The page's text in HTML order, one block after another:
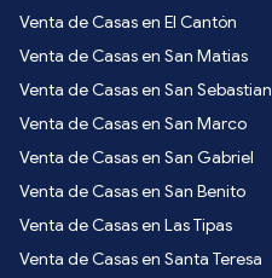
Venta de Casas en El Cantón
Venta de Casas en San Matias
Venta de Casas en San Sebastian
Venta de Casas en San Marco
Venta de Casas en San Gabriel
Venta de Casas en San Benito
Venta de Casas en Las Tipas
Venta de Casas en Santa Teresa